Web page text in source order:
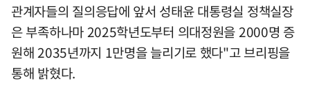
관계자들의 질의응답에 앞서 성태윤 대통령실 정책실장
은 부족하나마 2025학년도부터 의대정원을 2000명 증
원해 2035년까지 1만명을 늘리기로 했다"고 브리핑을
통해 밝혔다.